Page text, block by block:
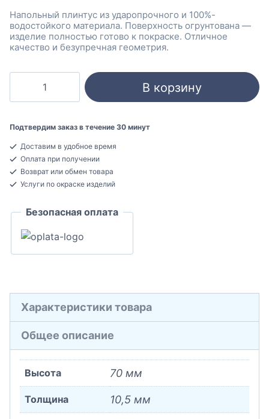
Напольный плинтус из ударопрочного и 100%-
водостойкого материала. Поверхность огрунтована —
изделие полностью готово к покраске. Отличное
качество и безупречная геометрия.
B70
напольный
Фитополимер
10,5x70x2000
В корзину
Подтвердим заказ в течение 30 минут
Доставим в удобное время
Оплата при получении
Возврат или обмен товара
Услуги по окраске изделий
Безопасная оплата
Характеристики товара
Общее описание
Высота 70 мм
Толщина 10,5 мм